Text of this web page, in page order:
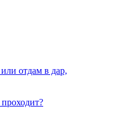
отдам в дар,